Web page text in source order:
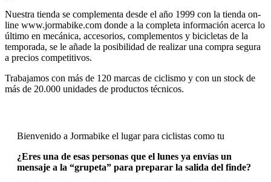
Nuestra tienda se complementa desde el año 1999 con la tienda on-
line www.jormabike.com donde a la completa información acerca lo
último en mecánica, accesorios, complementos y bicicletas de la
temporada, se le añade la posibilidad de realizar una compra segura
a precios competitivos.
Trabajamos con más de 120 marcas de ciclismo y con un stock de
más de 20.000 unidades de productos técnicos.
Bienvenido a Jormabike el lugar para ciclistas como tu
¿Eres una de esas personas que el lunes ya envías un
mensaje a la “grupeta” para preparar la salida del finde?